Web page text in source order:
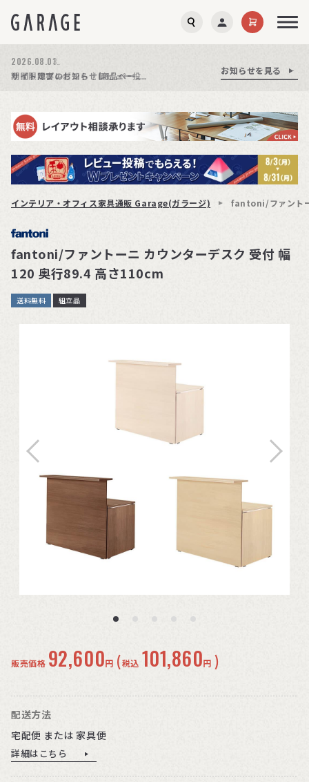
2026.08.03.
期間限定プレゼント│レビュー投稿をお待ちしております
お知らせを見る
商品ページ障害復旧のお知らせ お知らせを見る
サイト障害のお知らせ(商品ページが正常に表示されない事象発生) お知らせを見る
インテリア・オフィス家具通販 Garage(ガラージ) fantoni/ファント
fantoni/ファントーニ カウンターデスク 受付 幅
120 奥行89.4 高さ110cm
送料無料 組立品
販売価格 92,600円 (税込 101,860円 )
配送方法
宅配便 または 家具便
詳細はこちら